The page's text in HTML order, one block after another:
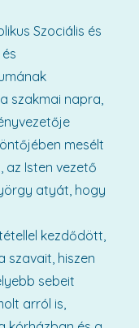
Szociális és
szakmai napra,
mesélt
az Isten vezető
atyát, hogy
kezdődött,
szavait, hiszen
sebeit
arról is,